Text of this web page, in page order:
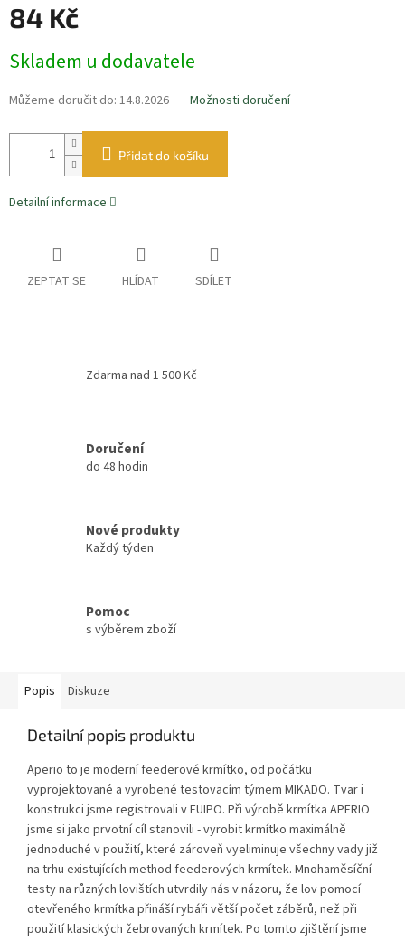
84 Kč
cena:
Skladem u dodavatele
Můžeme doručit do: 14.8.2026 Možnosti doručení
Přidat do košíku
Detailní informace
ZEPTAT SE HLÍDAT SDÍLET
Zdarma nad 1 500 Kč
Doručení
do 48 hodin
Nové produkty
Každý týden
Pomoc
s výběrem zboží
Popis Diskuze
Detailní popis produktu
Aperio to je moderní feederové krmítko, od počátku
vyprojektované a vyrobené testovacím týmem MIKADO. Tvar i
konstrukci jsme registrovali v EUIPO. Při výrobě krmítka APERIO
jsme si jako prvotní cíl stanovili - vyrobit krmítko maximálně
jednoduché v použití, které zároveň vyeliminuje všechny vady již
na trhu existujících method feederových krmítek. Mnohaměsíční
testy na různých lovištích utvrdily nás v názoru, že lov pomocí
otevřeného krmítka přináší rybáři větší počet záběrů, než při
použití klasických žebrovaných krmítek. Po tomto zjištění jsme